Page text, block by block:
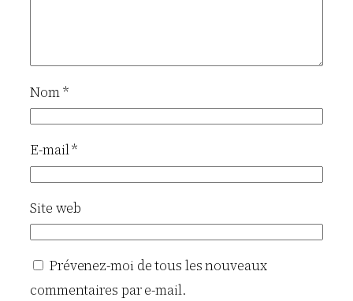
Nom*
E-mail*
Site web
Prévenez-moi de tous les nouveaux
commentaires par e-mail.